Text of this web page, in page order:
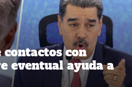
contactos con
eventual ayuda a